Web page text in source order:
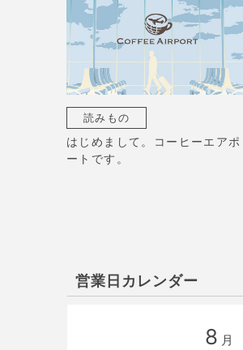
読みもの
はじめまして。コーヒーエアポ
ートです。
営業日カレンダー
8 月